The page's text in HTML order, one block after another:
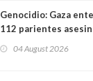
Genocidio: Gaza
112 parientes
muertos figuran 44
04 August 2026